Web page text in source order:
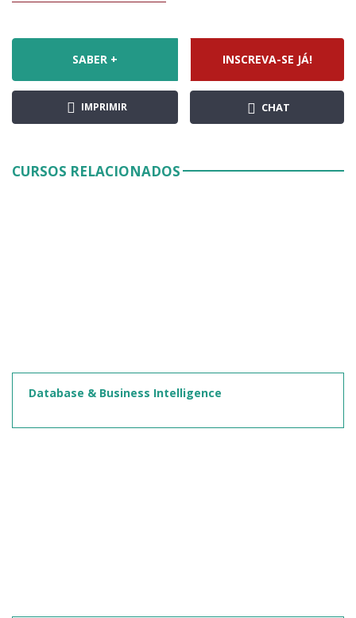
SABER + INSCREVA-SE JÁ!
IMPRIMIR CHAT
CURSOS RELACIONADOS
Database & Business Intelligence